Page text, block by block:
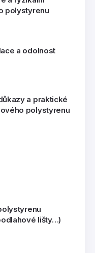
polystyrenu
a odolnost
a praktické
polystyrenu
lišty…)